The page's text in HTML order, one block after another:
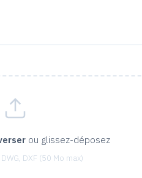
ou glissez-déposez
DWG, DXF (50 Mo max)